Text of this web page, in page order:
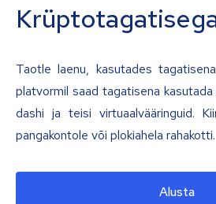
Taotle laenu, kasutades
platvormil saad tagatisena
dashi ja teisi virtuaalvääringuid.
pangakontole või plokiahela rahakotti.
Alusta